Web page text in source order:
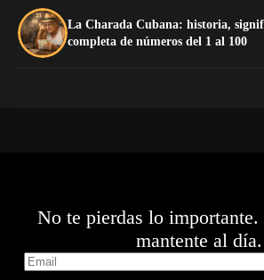
La Charada Cubana: historia,
completa de números del 1 al 100
No te pierdas lo importante.
mantente al día.